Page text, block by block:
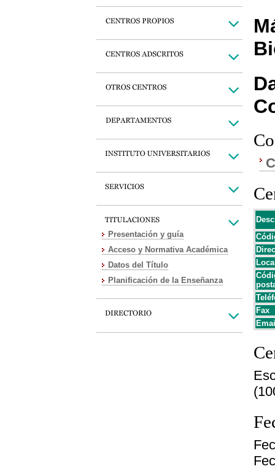
Presentación y guía
Acceso y Normativa Académica
Datos del Título
Planificación de la Enseñanza
Fax